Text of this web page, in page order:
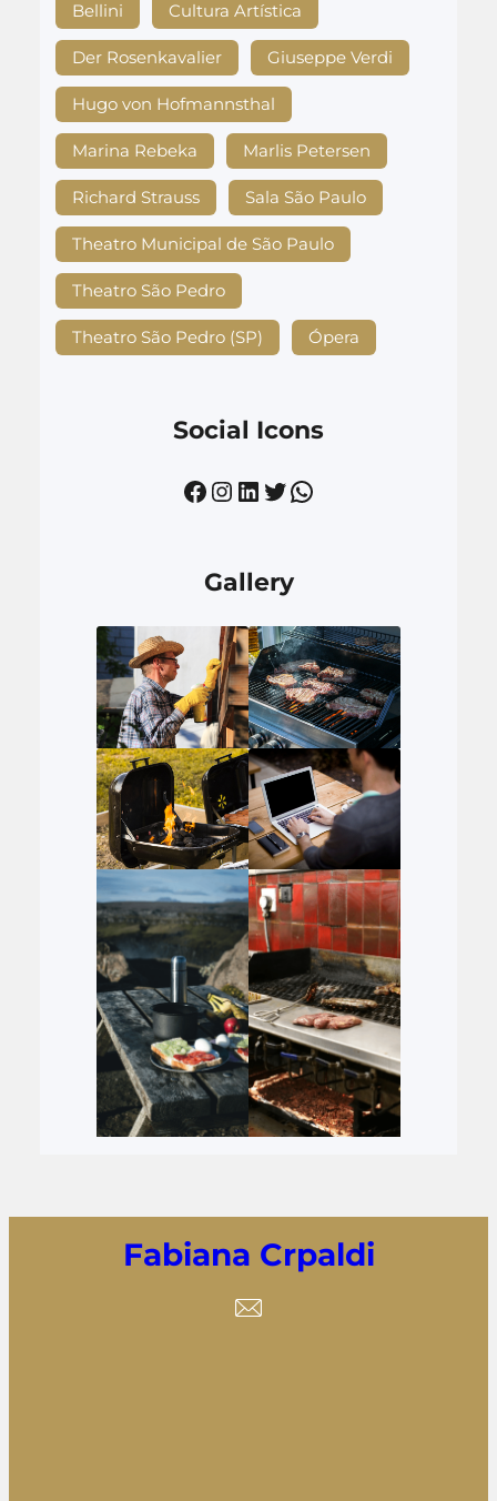
Bellini Cultura Artística
Der Rosenkavalier Giuseppe Verdi
Hugo von Hofmannsthal
Marina Rebeka Marlis Petersen
Richard Strauss Sala São Paulo
Theatro Municipal de São Paulo
Theatro São Pedro
Theatro São Pedro (SP) Ópera
Social Icons
Facebook Instagram LinkedIn Twitter WhatsApp
Gallery
Fabiana Crpaldi